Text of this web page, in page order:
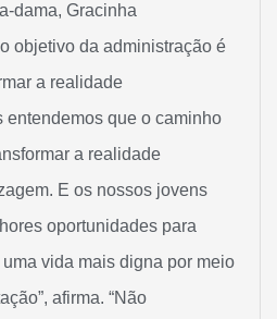
dama, Gracinha
objetivo da administração é
a realidade
entendemos que o caminho
a realidade
E os nossos jovens
oportunidades para
vida mais digna por meio
afirma. “Não